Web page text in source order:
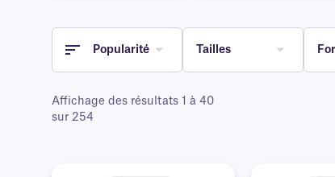
Popularité Tailles
Affichage des résultats 1 à 40
sur 254